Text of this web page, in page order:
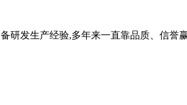
研发生产经验,多年来一直靠品质、信誉